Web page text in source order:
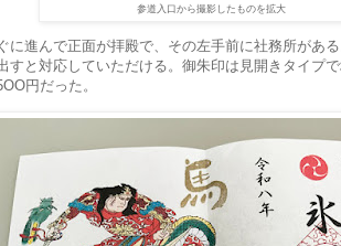
参道入口から撮影したものを拡大
に進んで正面が拝殿で、その左手前に社務所があ
すと対応していただける。御朱印は見開きタイプ
円だった。